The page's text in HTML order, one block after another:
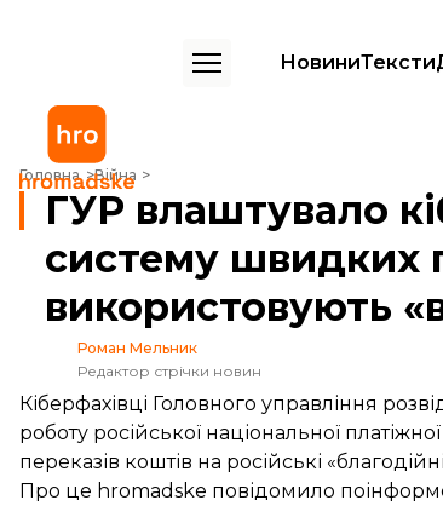
НовиниТексти
Головна Війна
ГУР влаштувало кібератаку на російську систему
ГУР влаштувало
систему швидких
використовують
Роман Мельник
Редактор стрічки новин
Кіберфахівці Головного управління
роботу російської національної
переказів коштів на російські
Про це hromadske повідомило